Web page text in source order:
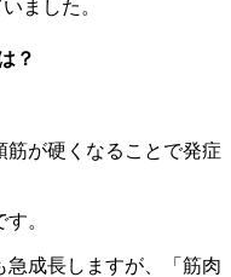
ました。
？
筋が硬くなることで発症
。
急成長しますが、「筋肉